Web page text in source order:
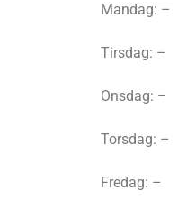
Mandag: –
Tirsdag: –
Onsdag: –
Torsdag: –
Fredag: –